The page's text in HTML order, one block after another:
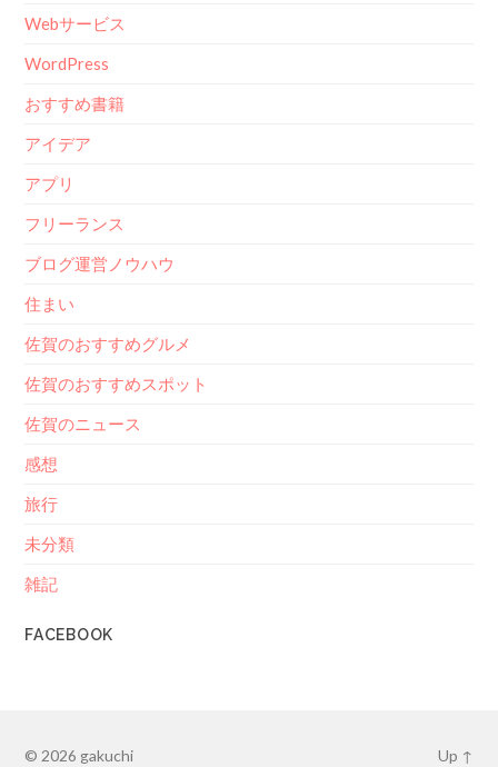
Webサービス
WordPress
おすすめ書籍
アイデア
アプリ
フリーランス
ブログ運営ノウハウ
住まい
佐賀のおすすめグルメ
佐賀のおすすめスポット
佐賀のニュース
感想
旅行
未分類
雑記
FACEBOOK
© 2026 gakuchi Up ↑